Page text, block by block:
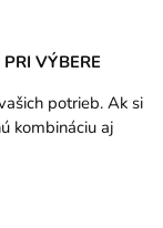
VÝBERE
potrieb. Ak si
kombináciu aj